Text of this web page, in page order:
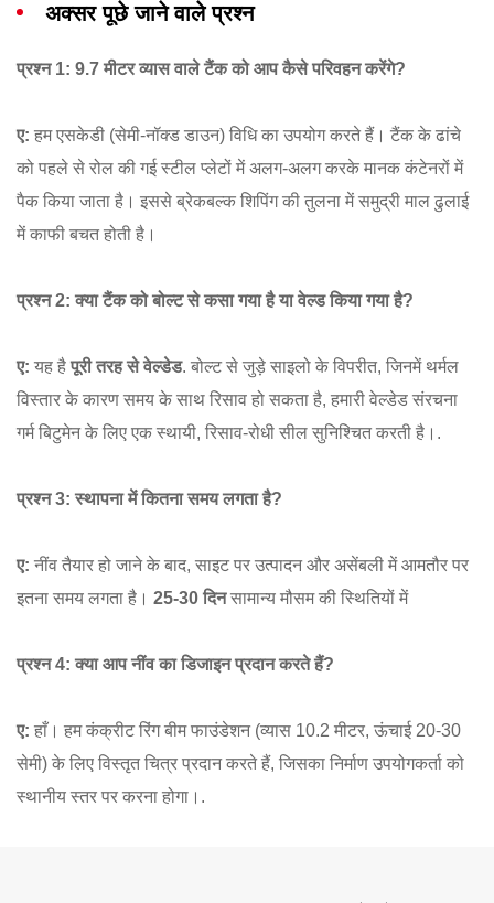
अक्सर पूछे जाने वाले प्रश्न
प्रश्न 1: 9.7 मीटर व्यास वाले टैंक को आप कैसे परिवहन करेंगे?
ए: हम एसकेडी (सेमी-नॉक्ड डाउन) विधि का उपयोग करते हैं। टैंक के ढांचे
को पहले से रोल की गई स्टील प्लेटों में अलग-अलग करके मानक कंटेनरों में
पैक किया जाता है। इससे ब्रेकबल्क शिपिंग की तुलना में समुद्री माल ढुलाई
में काफी बचत होती है।
प्रश्न 2: क्या टैंक को बोल्ट से कसा गया है या वेल्ड किया गया है?
ए: यह हैपूरी तरह से वेल्डेड. बोल्ट से जुड़े साइलो के विपरीत, जिनमें थर्मल
विस्तार के कारण समय के साथ रिसाव हो सकता है, हमारी वेल्डेड संरचना
गर्म बिटुमेन के लिए एक स्थायी, रिसाव-रोधी सील सुनिश्चित करती है। .
प्रश्न 3: स्थापना में कितना समय लगता है?
ए: नींव तैयार हो जाने के बाद, साइट पर उत्पादन और असेंबली में आमतौर पर
इतना समय लगता है। 25-30 दिनसामान्य मौसम की स्थितियों में
प्रश्न 4: क्या आप नींव का डिजाइन प्रदान करते हैं?
ए: हाँ। हम कंक्रीट रिंग बीम फाउंडेशन (व्यास 10.2 मीटर, ऊंचाई 20-30
सेमी) के लिए विस्तृत चित्र प्रदान करते हैं, जिसका निर्माण उपयोगकर्ता को
स्थानीय स्तर पर करना होगा। .